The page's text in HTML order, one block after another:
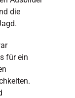
die
für ein